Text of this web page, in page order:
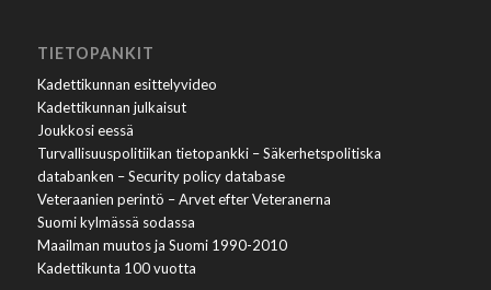
TIETOPANKIT
Kadettikunnan esittelyvideo
Kadettikunnan julkaisut
Joukkosi eessä
Turvallisuuspolitiikan tietopankki – Säkerhetspolitiska
databanken – Security policy database
Veteraanien perintö – Arvet efter Veteranerna
Suomi kylmässä sodassa
Maailman muutos ja Suomi 1990-2010
Kadettikunta 100 vuotta